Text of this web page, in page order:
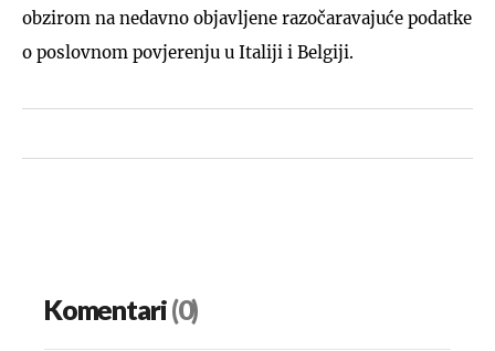
obzirom na nedavno objavljene razočaravajuće podatke
o poslovnom povjerenju u Italiji i Belgiji.
Komentari(0)